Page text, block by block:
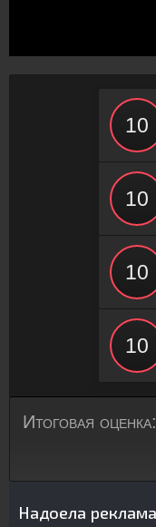
Итоговая оценка:
Надоела